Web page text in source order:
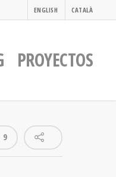
ENGLISH CATALÀ
PROYECTOS
9